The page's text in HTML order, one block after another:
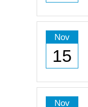
Nov
15
Nov